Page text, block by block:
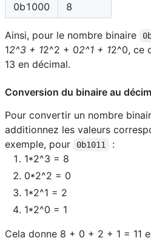
0b1000
8
Ainsi, pour le nombre binaire
12^3 + 12^2 + 02^1 + 12^0, ce
13 en décimal.
Conversion du binaire au
Pour convertir un nombre
additionnez les valeurs
exemple, pour
0b1011
:
1*2^3 = 8
0*2^2 = 0
1*2^1 = 2
1*2^0 = 1
Cela donne 8 + 0 + 2 + 1 = 11